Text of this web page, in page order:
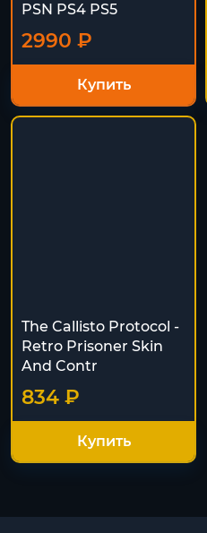
PSN PS4 PS5
2990 ₽
Купить
The Callisto Protocol -
Retro Prisoner Skin
And Contr
834 ₽
Купить